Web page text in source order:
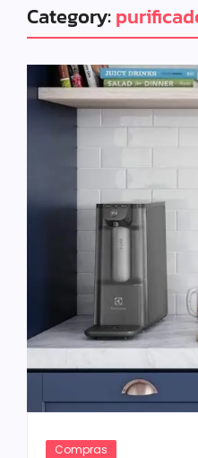
Category:
Compras